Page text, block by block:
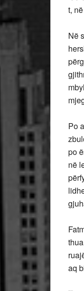
t,
Në
Po
po
në
aq